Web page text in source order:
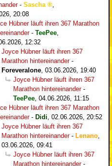
- Sascha
20:08
Hübner läuft ihren 367 Marathon
- TeePee
12:32
Joyce Hübner läuft ihren 367
Marathon hintereinander-
Foreveralone 03.06.2026, 19:40
Joyce Hübner läuft ihren 367
Marathon hintereinander-
TeePee 04.06.2026, 11:15
Hübner läuft ihren 367 Marathon
- Didi 02.06.2026, 20:52
Joyce Hübner läuft ihren 367
Marathon hintereinander- Lenano
03.06.2026, 09:41
Joyce Hübner läuft ihren 367
Marathon hintereinander-